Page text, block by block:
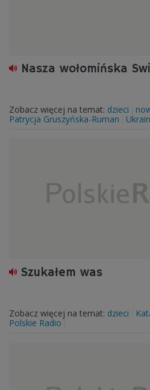
Nasza wołomińska
Zobacz więcej na temat: dzieci
Patrycja Gruszyńska-Ruman
Szukałem was
Zobacz więcej na temat: dzieci
Polskie Radio